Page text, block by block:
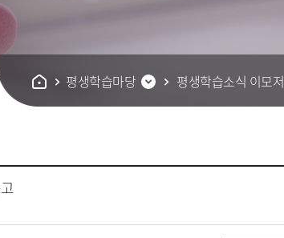
평생학습마당 평생학습소식 이모